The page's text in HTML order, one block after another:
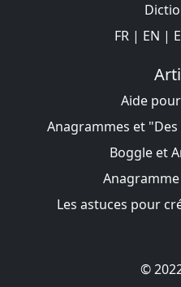
FR | EN |
Aide
Anagrammes et
Boggle et
Les astuces pour
©